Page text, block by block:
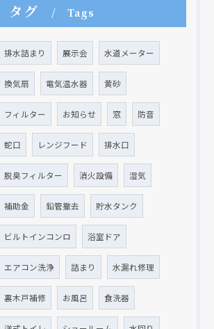
タグ Tags
排水詰まり 展示会 水道メーター
換気扇 電気温水器 黄砂
フィルター お知らせ 窓 防音
蛇口 レンジフード 排水口
脱臭フィルター 消火設備 湿気
補助金 鉛管撤去 貯水タンク
ビルトインコンロ 浴室ドア
エアコン洗浄 詰まり 水漏れ修理
裏木戸補修 お風呂 食洗器